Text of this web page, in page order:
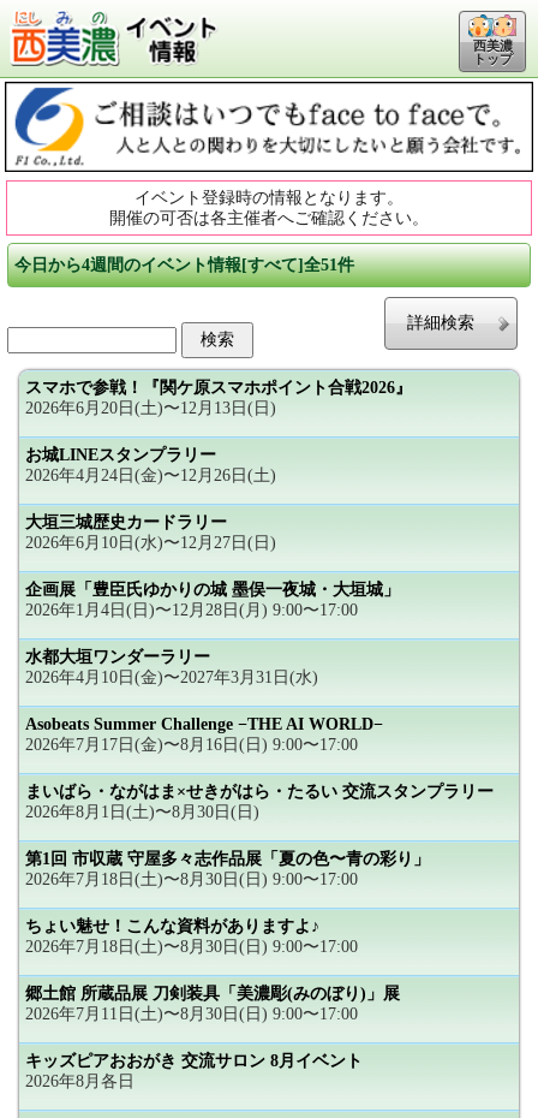
西美濃
トップ
イベント登録時の情報となります。
開催の可否は各主催者へご確認ください。
今日から4週間のイベント情報[すべて]全51件
詳細検索
スマホで参戦！『関ケ原スマホポイント合戦2026』
2026年6月20日(土)〜12月13日(日)
お城LINEスタンプラリー
2026年4月24日(金)〜12月26日(土)
大垣三城歴史カードラリー
2026年6月10日(水)〜12月27日(日)
企画展「豊臣氏ゆかりの城 墨俣一夜城・大垣城」
2026年1月4日(日)〜12月28日(月) 9:00〜17:00
水都大垣ワンダーラリー
2026年4月10日(金)〜2027年3月31日(水)
Asobeats Summer Challenge −THE AI WORLD−
2026年7月17日(金)〜8月16日(日) 9:00〜17:00
まいばら・ながはま×せきがはら・たるい 交流スタンプラリー
2026年8月1日(土)〜8月30日(日)
第1回 市収蔵 守屋多々志作品展「夏の色〜青の彩り」
2026年7月18日(土)〜8月30日(日) 9:00〜17:00
ちょい魅せ！こんな資料がありますよ♪
2026年7月18日(土)〜8月30日(日) 9:00〜17:00
郷土館 所蔵品展 刀剣装具「美濃彫(みのぼり)」展
2026年7月11日(土)〜8月30日(日) 9:00〜17:00
キッズピアおおがき 交流サロン 8月イベント
2026年8月各日